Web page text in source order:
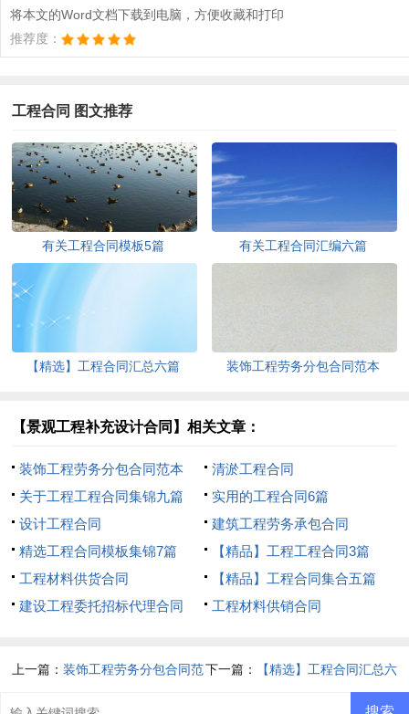
将本文的Word文档下载到电脑，方便收藏和打印
推荐度：
工程合同 图文推荐
有关工程合同模板5篇 有关工程合同汇编六篇
【精选】工程合同汇总六篇 装饰工程劳务分包合同范本
【景观工程补充设计合同】相关文章：
装饰工程劳务分包合同范本
清淤工程合同
关于工程工程合同集锦九篇
实用的工程合同6篇
设计工程合同
建筑工程劳务承包合同
精选工程合同模板集锦7篇
【精品】工程工程合同3篇
工程材料供货合同
【精品】工程合同集合五篇
建设工程委托招标代理合同
工程材料供销合同
上一篇：装饰工程劳务分包合同范下一篇：
【精选】工程合同汇总六